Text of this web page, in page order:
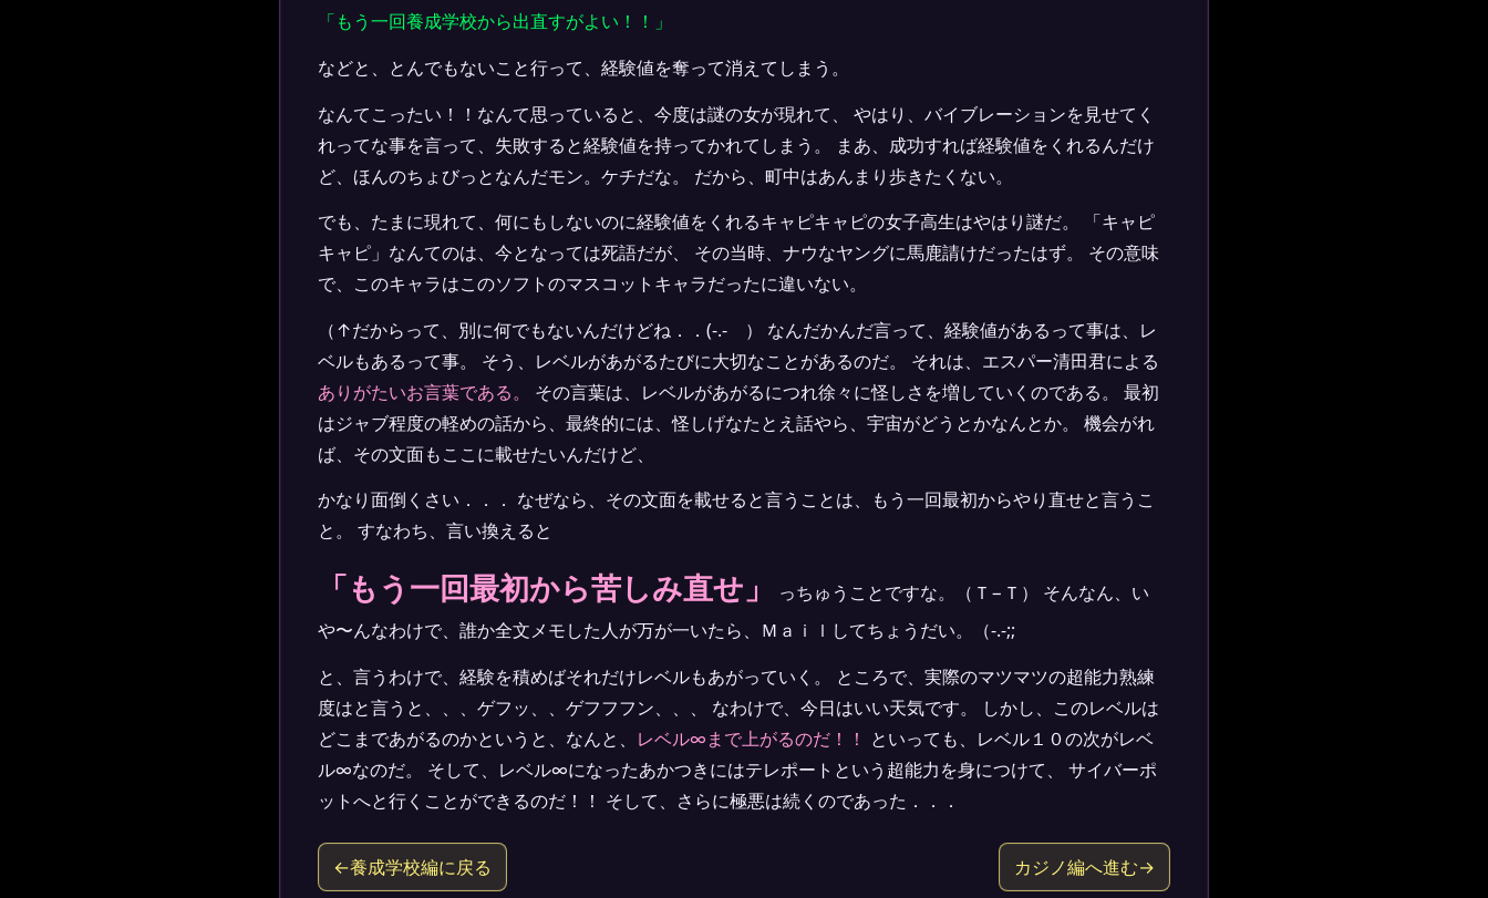
「もう一回養成学校から出直すがよい！！」
などと、とんでもないこと行って、経験値を奪って消えてしまう。
なんてこったい！！なんて思っていると、今度は謎の女が現れて、 やはり、バイブレーションを見せてく
れってな事を言って、失敗すると経験値を持ってかれてしまう。 まあ、成功すれば経験値をくれるんだけ
ど、ほんのちょびっとなんだモン。ケチだな。 だから、町中はあんまり歩きたくない。
でも、たまに現れて、何にもしないのに経験値をくれるキャピキャピの女子高生はやはり謎だ。 「キャピ
キャピ」なんてのは、今となっては死語だが、 その当時、ナウなヤングに馬鹿請けだったはず。 その意味
で、このキャラはこのソフトのマスコットキャラだったに違いない。
（↑だからって、別に何でもないんだけどね．．(-.- ） なんだかんだ言って、経験値があるって事は、レ
ベルもあるって事。 そう、レベルがあがるたびに大切なことがあるのだ。 それは、エスパー清田君による
ありがたいお言葉である。
その言葉は、レベルがあがるにつれ徐々に怪しさを増していくのである。 最初
はジャブ程度の軽めの話から、最終的には、怪しげなたとえ話やら、宇宙がどうとかなんとか。 機会がれ
ば、その文面もここに載せたいんだけど、
かなり面倒くさい．．． なぜなら、その文面を載せると言うことは、もう一回最初からやり直せと言うこ
と。 すなわち、言い換えると
「もう一回最初から苦しみ直せ」
っちゅうことですな。（Ｔ−Ｔ） そんなん、い
や〜んなわけで、誰か全文メモした人が万が一いたら、Ｍａｉｌしてちょうだい。（-.-;;
と、言うわけで、経験を積めばそれだけレベルもあがっていく。 ところで、実際のマツマツの超能力熟練
度はと言うと、、、ゲフッ、、ゲフフフン、、、 なわけで、今日はいい天気です。 しかし、このレベルは
どこまであがるのかというと、なんと、 レベル∞まで上がるのだ！！ といっても、レベル１０の次がレベ
ル∞なのだ。 そして、レベル∞になったあかつきにはテレポートという超能力を身につけて、 サイバーポ
ットへと行くことができるのだ！！ そして、さらに極悪は続くのであった．．．
←養成学校編に戻る カジノ編へ進む→